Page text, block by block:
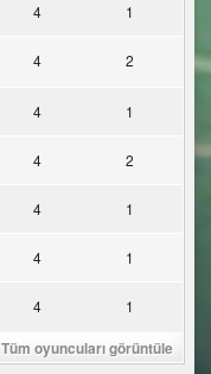
4 1
4 2
4 1
4 2
4 1
4 1
4 1
Tüm oyuncuları görüntüle